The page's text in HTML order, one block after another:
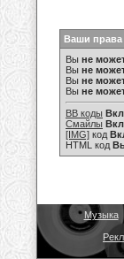
Ваши права
Вы не
Вы не
Вы не
Вы не
BB коды
Смайлы
[IMG] код
HTML код
Музыка